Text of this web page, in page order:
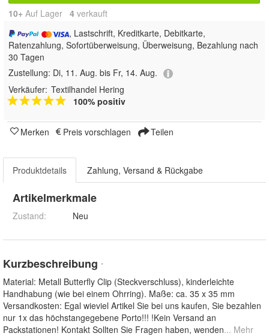
10+ Auf Lager 4 verkauft
, Lastschrift, Kreditkarte, Debitkarte,
Ratenzahlung, Sofortüberweisung, Überweisung, Bezahlung nach
30 Tagen
Zustellung: Di, 11. Aug. bis Fr, 14. Aug.
Verkäufer: Textilhandel Hering
100% positiv
Merken Preis vorschlagen Teilen
Produktdetails Zahlung, Versand & Rückgabe
Artikelmerkmale
Zustand: Neu
Kurzbeschreibung *
Material: Metall Butterfly Clip (Steckverschluss), kinderleichte
Handhabung (wie bei einem Ohrring). Maße: ca. 35 x 35 mm
Versandkosten: Egal wieviel Artikel Sie bei uns kaufen, Sie bezahlen
nur 1x das höchstangegebene Porto!!! !Kein Versand an
Packstationen! Kontakt Sollten Sie Fragen haben, wenden... Mehr